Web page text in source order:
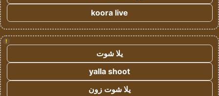
koora live
!
يلا شوت
yalla shoot
يلا شوت زون